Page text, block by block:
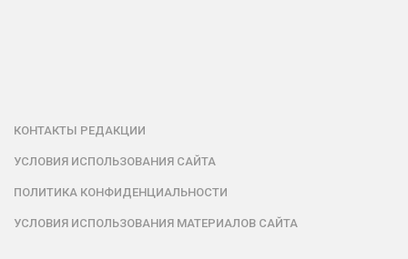
КОНТАКТЫ РЕДАКЦИИ
УСЛОВИЯ ИСПОЛЬЗОВАНИЯ САЙТА
ПОЛИТИКА КОНФИДЕНЦИАЛЬНОСТИ
УСЛОВИЯ ИСПОЛЬЗОВАНИЯ МАТЕРИАЛОВ САЙТА